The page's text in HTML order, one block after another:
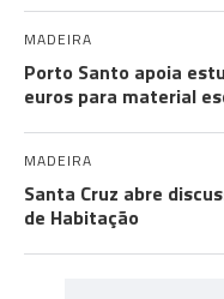
MADEIRA
Porto Santo apoia
euros para material
MADEIRA
Santa Cruz abre
de Habitação